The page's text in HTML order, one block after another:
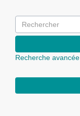
Recherche avancée